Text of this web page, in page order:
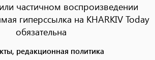
частичном воспроизведении
гиперссылка на KHARKIV Today
обязательна
редакционная политика